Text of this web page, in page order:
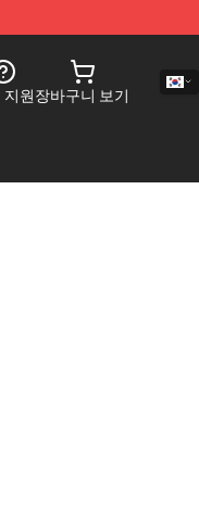
지원장바구니 보기